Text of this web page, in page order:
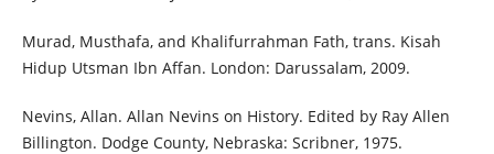
Murad, Musthafa, and Khalifurrahman Fath, trans. Kisah
Hidup Utsman Ibn Affan. London: Darussalam, 2009.
Nevins, Allan. Allan Nevins on History. Edited by Ray Allen
Billington. Dodge County, Nebraska: Scribner, 1975.